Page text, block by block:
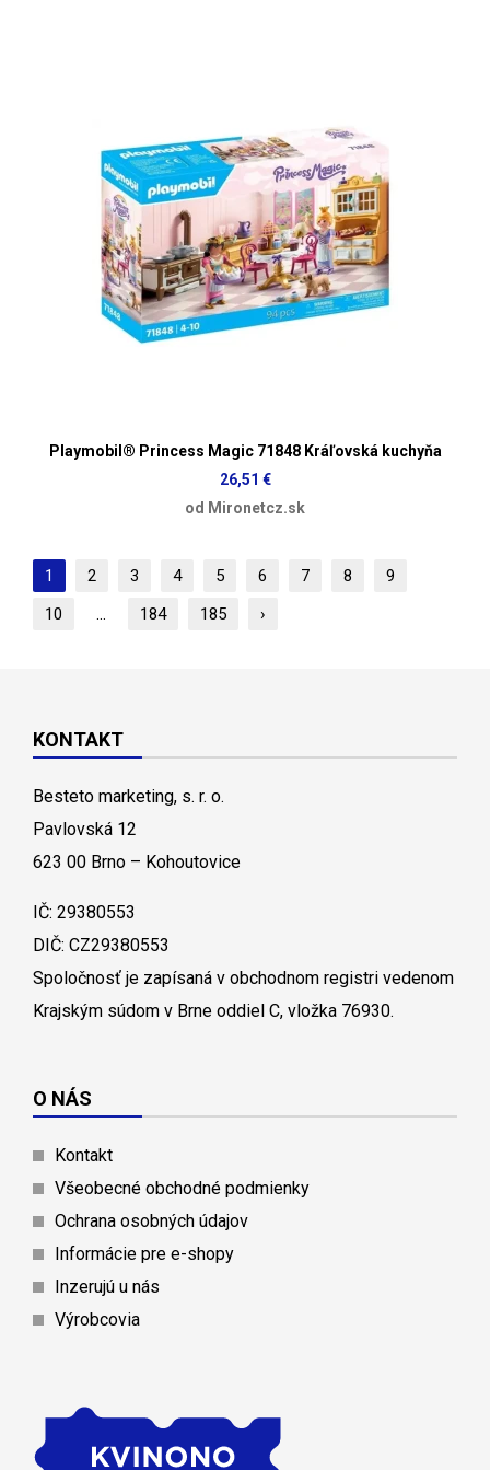
Playmobil® Princess Magic 71848 Kráľovská kuchyňa
26,51 €
od Mironetcz.sk
1 2 3 4 5 6 7 8
9
10
... 184 185 ›
KONTAKT
Besteto marketing, s. r. o.
Pavlovská 12
623 00 Brno – Kohoutovice
IČ: 29380553
DIČ: CZ29380553
Spoločnosť je zapísaná v obchodnom registri vedenom
Krajským súdom v Brne oddiel C, vložka 76930.
O NÁS
Kontakt
Všeobecné obchodné podmienky
Ochrana osobných údajov
Informácie pre e-shopy
Inzerujú u nás
Výrobcovia